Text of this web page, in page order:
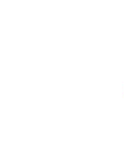
המדינה בניגוד
ששימשו על פי החשד
הובאו לדיון
ימשיכו לפעול בנחישות
והעסקת שוהים בלתי
ביטחון הציבור ולסכל
שלום הציבור.